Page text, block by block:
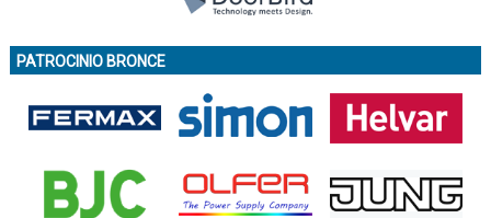
PATROCINIO BRONCE